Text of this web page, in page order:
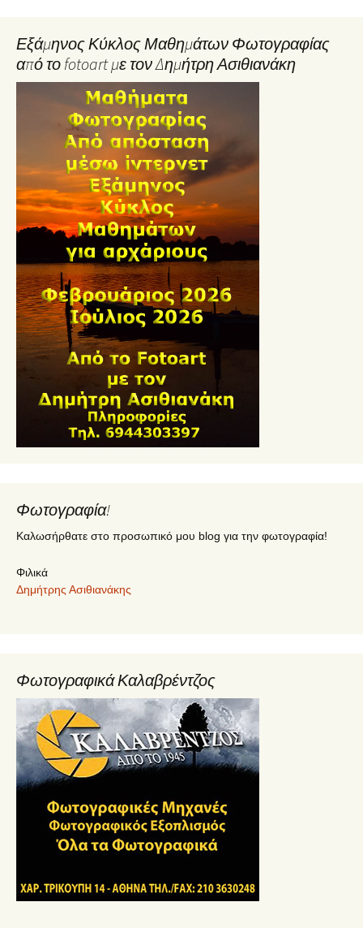
Εξάμηνος Κύκλος Μαθημάτων Φωτογραφίας
από το fotoart με τον Δημήτρη Ασιθιανάκη
Φωτογραφία!
Καλωσήρθατε στο προσωπικό μου blog για την φωτογραφία!
Φιλικά
Δημήτρης Ασιθιανάκης
Φωτογραφικά Καλαβρέντζος